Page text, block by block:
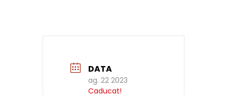
DATA
ag. 22 2023
Caducat!